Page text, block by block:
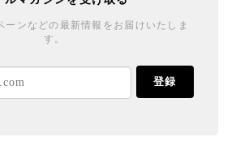
ーンなどの最新情報をお届けいたしま
す。
登録